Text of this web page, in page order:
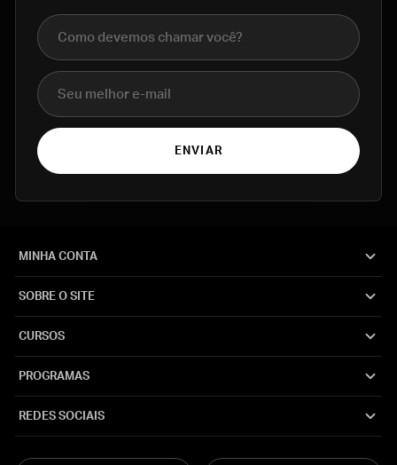
Nome completo
E-mail
ENVIAR
MINHA CONTA
SOBRE O SITE
CURSOS
PROGRAMAS
REDES SOCIAIS